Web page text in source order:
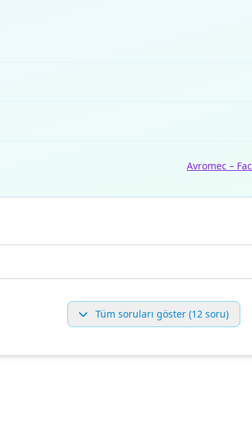
Avromec – Fac
Tüm soruları göster (12 soru)